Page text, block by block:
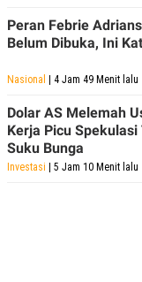
Peran Febrie
Belum Dibuka, Ini
Nasional | 4 Jam 49 Menit lalu
Dolar AS Melemah
Kerja Picu Spekulasi
Suku Bunga
Investasi | 5 Jam 10 Menit lalu